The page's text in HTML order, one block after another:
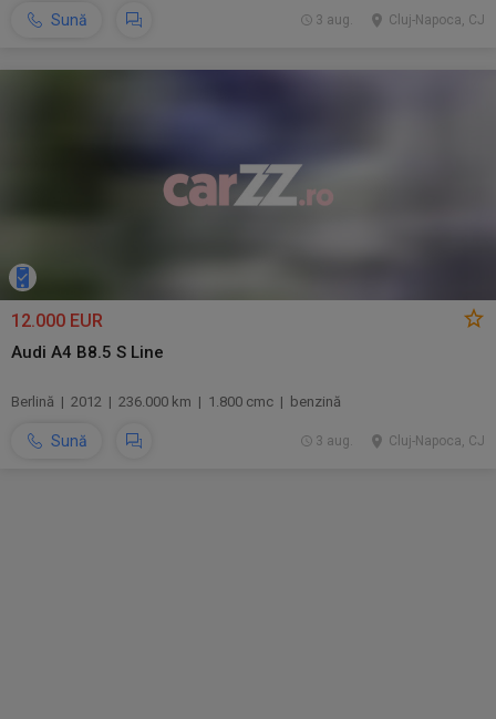
Sună Cluj-Napoca, CJ
3 aug.
12.000 EUR
Audi A4 B8.5 S Line
Berlină | 2012 | 236.000 km | 1.800 cmc | benzină
Sună Cluj-Napoca, CJ
3 aug.